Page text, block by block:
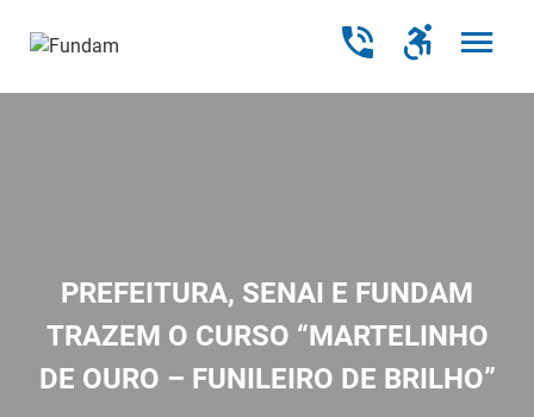
PREFEITURA, SENAI E FUNDAM
TRAZEM O CURSO “MARTELINHO
DE OURO – FUNILEIRO DE BRILHO”